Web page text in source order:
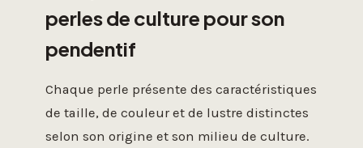
perles de culture pour son
pendentif
Chaque perle présente des caractéristiques
de taille, de couleur et de lustre distinctes
selon son origine et son milieu de culture.